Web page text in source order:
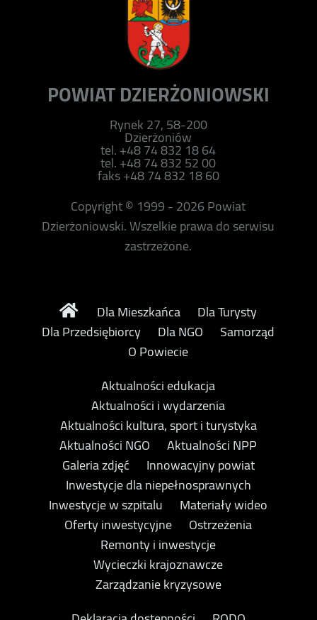
POWIAT DZIERŻONIOWSKI
Rynek 27, 58-200
Dzierżoniów
tel. +48 74 832 18 64
tel. +48 74 832 52 00
faks +48 74 832 18 60
Copyright © 1999 - 2026 Powiat
Dzierżoniowski. Wszelkie prawa do serwisu
zastrzeżone.
Dla Mieszkańca
Dla Turysty
Dla Przedsiębiorcy
Dla NGO
Samorząd
O Powiecie
Aktualności edukacja
Aktualności i wydarzenia
Aktualności kultura, sport i turystyka
Aktualności NGO
Aktualności NPP
Galeria zdjęć
Innowacyjny powiat
Inwestycje dla niepełnosprawnych
Inwestycje w szpitalu
Materiały wideo
Oferty inwestycyjne
Ostrzeżenia
Remonty i inwestycje
Wycieczki krajoznawcze
Zarządzanie kryzysowe